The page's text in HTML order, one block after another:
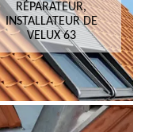
RÉPARATEUR,
INSTALLATEUR DE
VELUX 63